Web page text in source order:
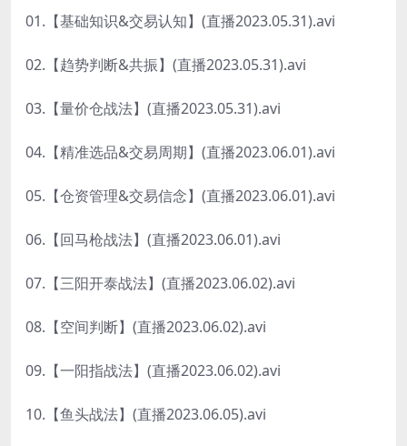
01.【基础知识&交易认知】(直播2023.05.31).avi
02.【趋势判断&共振】(直播2023.05.31).avi
03.【量价仓战法】(直播2023.05.31).avi
04.【精准选品&交易周期】(直播2023.06.01).avi
05.【仓资管理&交易信念】(直播2023.06.01).avi
06.【回马枪战法】(直播2023.06.01).avi
07.【三阳开泰战法】(直播2023.06.02).avi
08.【空间判断】(直播2023.06.02).avi
09.【一阳指战法】(直播2023.06.02).avi
10.【鱼头战法】(直播2023.06.05).avi